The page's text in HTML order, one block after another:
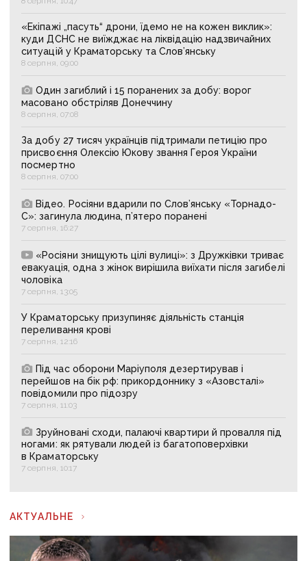
«Екіпажі „пасуть“ дрони, їдемо не на кожен виклик»:
куди ДСНС не виїжджає на ліквідацію надзвичайних
ситуацій у Краматорську та Слов’янську
8 серпня, 09:00
Один загиблий і 15 поранених за добу: ворог
масовано обстріляв Донеччину
8 серпня, 07:08
За добу 27 тисяч українців підтримали петицію про
присвоєння Олексію Юкову звання Героя України
посмертно
8 серпня, 07:00
Відео. Росіяни вдарили по Слов’янську «Торнадо-
С»: загинула людина, п’ятеро поранені
7 серпня, 16:27
«Росіяни знищують цілі вулиці»: з Дружківки триває
евакуація, одна з жінок вирішила виїхати після загибелі
чоловіка
7 серпня, 13:05
У Краматорську призупиняє діяльність станція
переливання крові
7 серпня, 12:16
Під час оборони Маріуполя дезертирував і
перейшов на бік рф: прикордоннику з «Азовсталі»
повідомили про підозру
7 серпня, 11:03
Зруйновані сходи, палаючі квартири й провалля під
ногами: як рятували людей із багатоповерхівки
в Краматорську
7 серпня, 10:17
АКТУАЛЬНЕ